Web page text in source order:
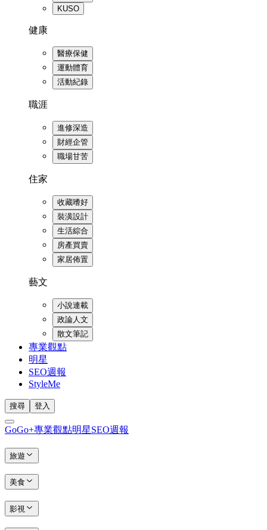
KUSO
健康
醫療保健
運動體育
活動紀錄
職涯
進修深造
財經企管
職場甘苦
住家
收藏嗜好
裝潢設計
生活綜合
房產買賣
家居佈置
藝文
小說連載
政論人文
散文筆記
專業觀點
明星
SEO週報
StyleMe
搜尋 登入
GoGo+專業觀點明星SEO週報
旅遊
美食
影視